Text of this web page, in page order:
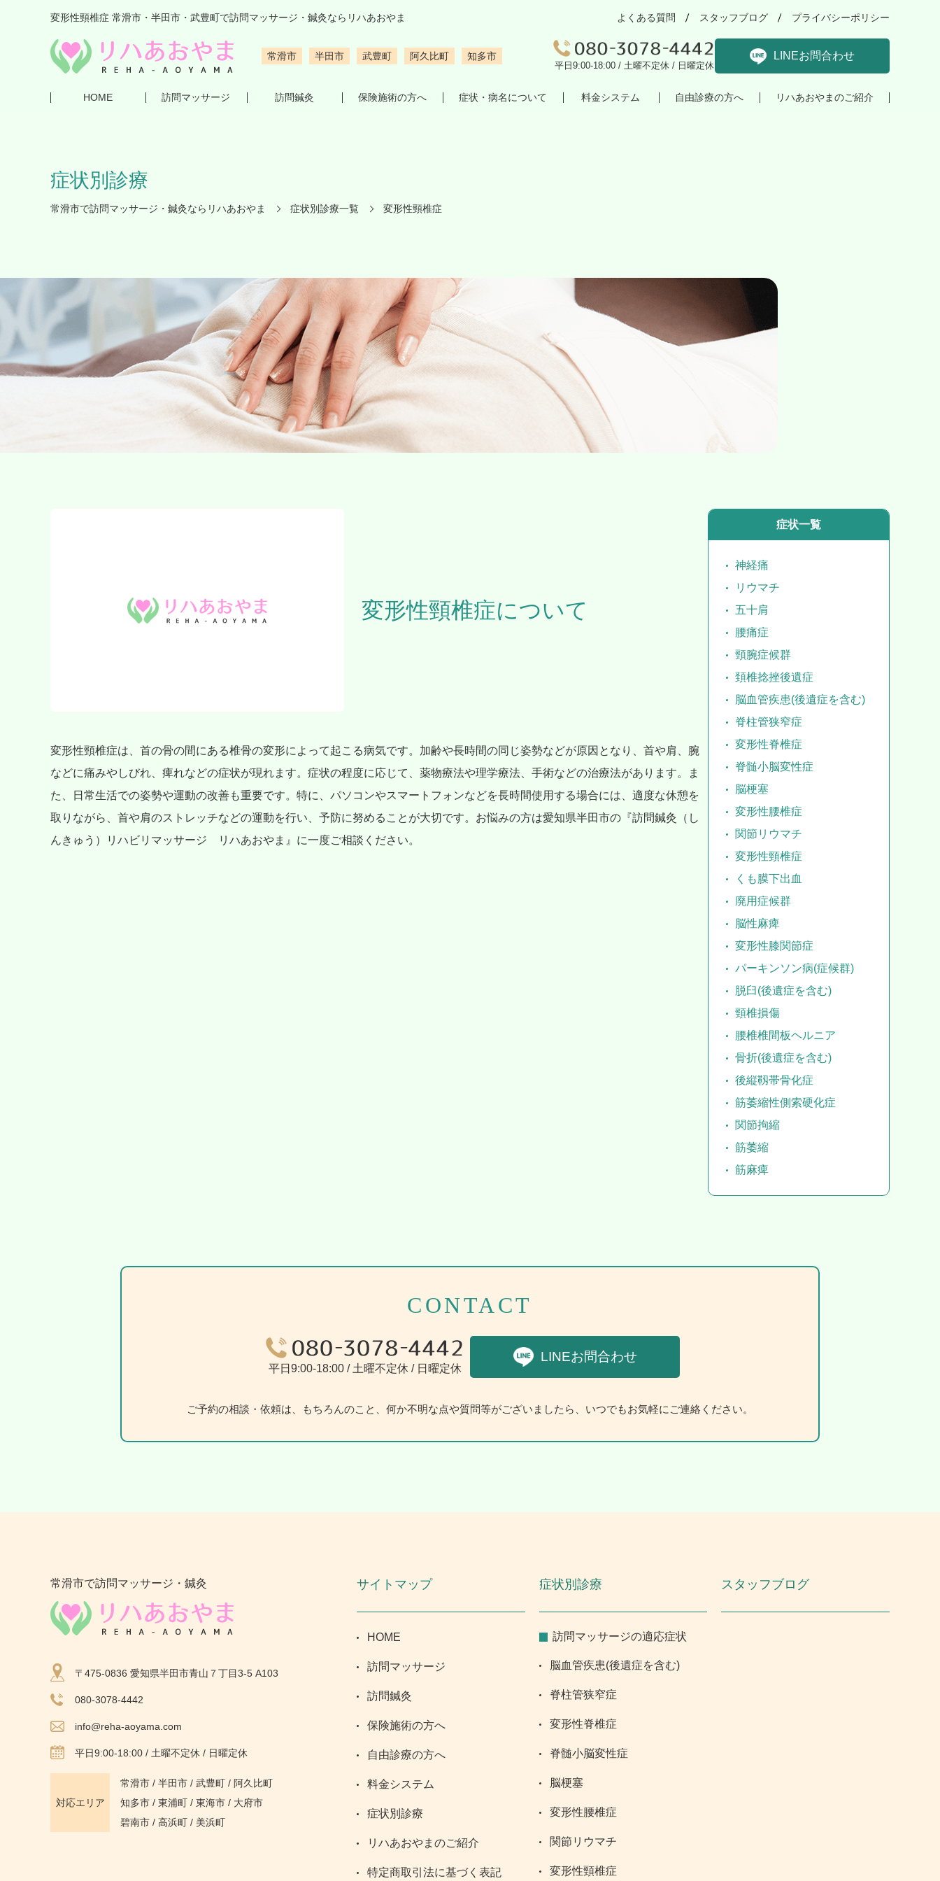
変形性頸椎症 常滑市・半田市・武豊町で訪問マッサージ・鍼灸ならリハあおやま
常滑市 半田市 武豊町 阿久比町 知多市
平日9:00-18:00 / 土曜不定休 / 日曜定休
LINEお問合わせ
HOME 訪問マッサージ 訪問鍼灸 保険施術の方へ 症状・病名について 料金システム 自由診療の方へ リハあおやまのご紹介
よくある質問 スタッフブログ プライバシーポリシー
症状別診療
常滑市で訪問マッサージ・鍼灸ならリハあおやま 症状別診療一覧 変形性頸椎症
変形性頸椎症について
変形性頸椎症は、首の骨の間にある椎骨の変形によって起こる病気です。加齢や長時間の同じ姿勢などが原因となり、首や肩、腕
などに痛みやしびれ、痺れなどの症状が現れます。症状の程度に応じて、薬物療法や理学療法、手術などの治療法があります。ま
た、日常生活での姿勢や運動の改善も重要です。特に、パソコンやスマートフォンなどを長時間使用する場合には、適度な休憩を
取りながら、首や肩のストレッチなどの運動を行い、予防に努めることが大切です。お悩みの方は愛知県半田市の『訪問鍼灸（し
んきゅう）リハビリマッサージ リハあおやま』に一度ご相談ください。
症状一覧
神経痛
リウマチ
五十肩
腰痛症
頸腕症候群
頚椎捻挫後遺症
脳血管疾患(後遺症を含む)
脊柱管狭窄症
変形性脊椎症
脊髄小脳変性症
脳梗塞
変形性腰椎症
関節リウマチ
変形性頸椎症
くも膜下出血
廃用症候群
脳性麻痺
変形性膝関節症
パーキンソン病(症候群)
脱臼(後遺症を含む)
頸椎損傷
腰椎椎間板ヘルニア
骨折(後遺症を含む)
後縦靱帯骨化症
筋萎縮性側索硬化症
関節拘縮
筋萎縮
筋麻痺
CONTACT
平日9:00-18:00 / 土曜不定休 / 日曜定休
LINEお問合わせ
ご予約の相談・依頼は、もちろんのこと、何か不明な点や質問等がございましたら、いつでもお気軽にご連絡ください。
常滑市で訪問マッサージ・鍼灸
〒475-0836 愛知県半田市青山７丁目3-5 A103
080-3078-4442
info@reha-aoyama.com
平日9:00-18:00 / 土曜不定休 / 日曜定休
対応エリア
常滑市 / 半田市 / 武豊町 / 阿久比町
知多市 / 東浦町 / 東海市 / 大府市
碧南市 / 高浜町 / 美浜町
サイトマップ
HOME
訪問マッサージ
訪問鍼灸
保険施術の方へ
自由診療の方へ
料金システム
症状別診療
リハあおやまのご紹介
特定商取引法に基づく表記
症状別診療
訪問マッサージの適応症状
脳血管疾患(後遺症を含む)
脊柱管狭窄症
変形性脊椎症
脊髄小脳変性症
脳梗塞
変形性腰椎症
関節リウマチ
変形性頸椎症
スタッフブログ